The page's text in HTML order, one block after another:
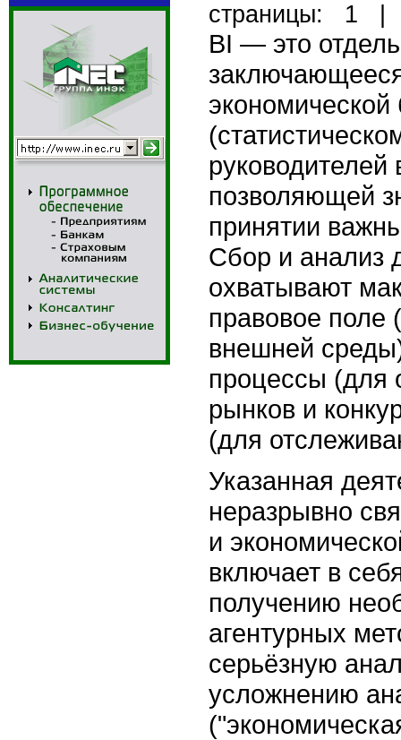
cтраницы: 1
BI — это
экономической
позволяющей
принятии
Сбор и анализ
охватывают
правовое поле
внешней
процессы (для
рынков и
(для
Указанная
неразрывно
и
включает в
получению
агентурных
серьёзную
усложнению